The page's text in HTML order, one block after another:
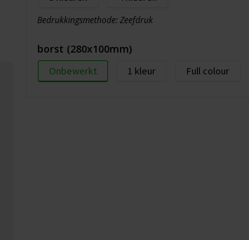
Bedrukkingsmethode: Zeefdruk
borst (280x100mm)
Onbewerkt 1 Full colour